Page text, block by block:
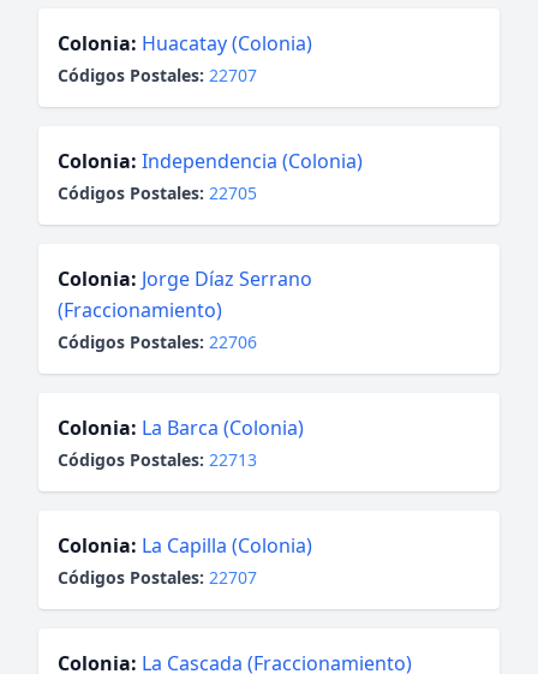
Colonia: Huacatay (Colonia)
Códigos Postales: 22707
Colonia: Independencia (Colonia)
Códigos Postales: 22705
Colonia: Jorge Díaz Serrano
(Fraccionamiento)
Códigos Postales: 22706
Colonia: La Barca (Colonia)
Códigos Postales: 22713
Colonia: La Capilla (Colonia)
Códigos Postales: 22707
Colonia: La Cascada (Fraccionamiento)